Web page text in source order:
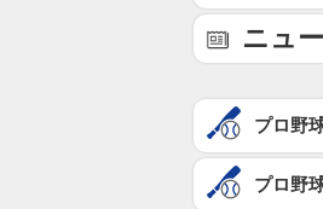
ニュ
プロ野
プロ野